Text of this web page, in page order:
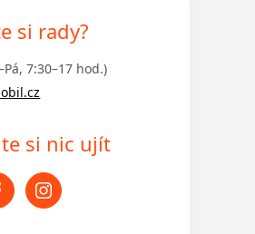
si rady?
7:30–17 hod.)
si nic ujít